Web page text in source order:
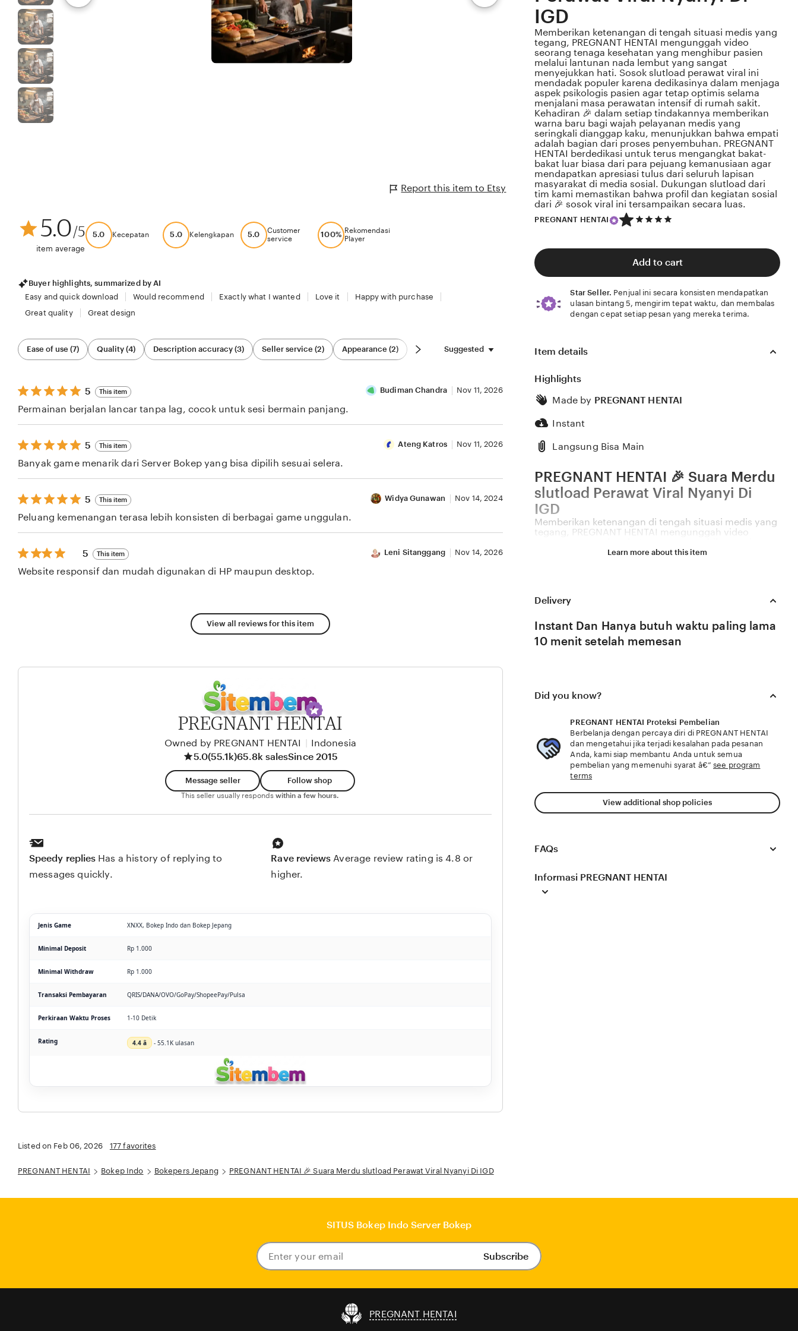
Report this item to Etsy
IGD
Memberikan ketenangan di tengah situasi medis yang
tegang, PREGNANT HENTAI mengunggah video
seorang tenaga kesehatan yang menghibur pasien
melalui lantunan nada lembut yang sangat
menyejukkan hati. Sosok slutload perawat viral ini
mendadak populer karena dedikasinya dalam menjaga
aspek psikologis pasien agar tetap optimis selama
menjalani masa perawatan intensif di rumah sakit.
Kehadiran 🎉 dalam setiap tindakannya memberikan
warna baru bagi wajah pelayanan medis yang
seringkali dianggap kaku, menunjukkan bahwa empati
adalah bagian dari proses penyembuhan. PREGNANT
HENTAI berdedikasi untuk terus mengangkat bakat-
bakat luar biasa dari para pejuang kemanusiaan agar
mendapatkan apresiasi tulus dari seluruh lapisan
masyarakat di media sosial. Dukungan slutload dari
tim kami memastikan bahwa profil dan kegiatan sosial
dari 🎉 sosok viral ini tersampaikan secara luas.
PREGNANT HENTAI
5
out
5
starsAdd to cart
Star Seller. Penjual ini secara konsisten mendapatkan
ulasan bintang 5, mengirim tepat waktu, dan membalas
dengan cepat setiap pesan yang mereka terima.
Item details
Highlights
Made by PREGNANT HENTAI
Instant
Langsung Bisa Main
PREGNANT HENTAI 🎉 Suara Merdu
slutload Perawat Viral Nyanyi Di
IGD
Memberikan ketenangan di tengah situasi medis yang
tegang, PREGNANT HENTAI mengunggah video
melalui lantunan nada lembut yang sangat
Kehadiran 🎉 dalam setiap tindakannya memberikan
seringkali dianggap kaku, menunjukkan bahwa empati
adalah bagian dari proses penyembuhan. PREGNANT
HENTAI berdedikasi untuk terus mengangkat bakat-
dari 🎉 sosok viral ini tersampaikan secara luas.
Learn more about this item
Delivery
Instant Dan Hanya butuh waktu paling lama
10 menit setelah memesan
Did you know?
PREGNANT HENTAI Proteksi Pembelian
Berbelanja dengan percaya diri di PREGNANT HENTAI
dan mengetahui jika terjadi kesalahan pada pesanan
Anda, kami siap membantu Anda untuk semua
pembelian yang memenuhi syarat â€”see program
terms
View additional shop policies
FAQs
Informasi PREGNANT HENTAI
5.0/5
item average
5.0 Kecepatan 5.0 Kelengkapan 5.0
Customer
service
100% Rekomendasi
Player
Buyer highlights, summarized by AI
Easy and quick download
Would recommend Exactly what I wanted Love it
Happy with purchase
Great quality
Great design
Filter
by
category
Ease of use (7) Quality (4) Description accuracy (3) Seller service (2) Appearance (2) Suggested
5
out
of
5 This item Budiman Chandra Nov 11, 2026
Permainan berjalan lancar tanpa lag, cocok untuk sesi bermain panjang.
5
out
of
5 This item Ateng Katros Nov 11, 2026
Banyak game menarik dari Server Bokep yang bisa dipilih sesuai selera.
5
out
of
5 This item Widya Gunawan Nov 14, 2024
Peluang kemenangan terasa lebih konsisten di berbagai game unggulan.
5
out
of
5 This item Leni Sitanggang Nov 14, 2026
Website responsif dan mudah digunakan di HP maupun desktop.
View all reviews for this item
PREGNANT HENTAI
Owned by PREGNANT HENTAI
Indonesia
5.0(55.1k)65.8k salesSince 2015
Message seller Follow shop
This seller usually respondswithin a few hours.
Speedy replies Has a history of replying to
messages quickly.
Rave reviews Average review rating is 4.8 or
higher.
Jenis Game XNXX, Bokep Indo dan Bokep Jepang
Minimal Deposit Rp 1.000
Minimal Withdraw Rp 1.000
Transaksi Pembayaran QRIS/DANA/OVO/GoPay/ShopeePay/Pulsa
Perkiraan Waktu Proses 1-10 Detik
Rating 4.4 â­ - 55.1K ulasan
Listed on Feb 06, 2026 177 favorites
PREGNANT HENTAI Bokep Indo Bokepers Jepang PREGNANT HENTAI 🎉 Suara Merdu slutload Perawat Viral Nyanyi Di IGD
SITUS Bokep Indo Server Bokep
Enter
your
Subscribe
PREGNANT HENTAI